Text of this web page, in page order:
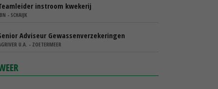
instroom kwekerij
- SCHAIJK
Adviseur Gewassenverzekeringen
U.A. - ZOETERMEER